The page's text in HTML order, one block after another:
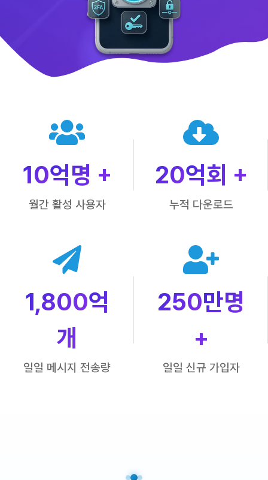
텔레그램 글로벌 이용 통계
10억명 +
월간 활성 사용자
20억회 +
누적 다운로드
1,800억
개
일일 메시지 전송량
250만명
+
일일 신규 가입자